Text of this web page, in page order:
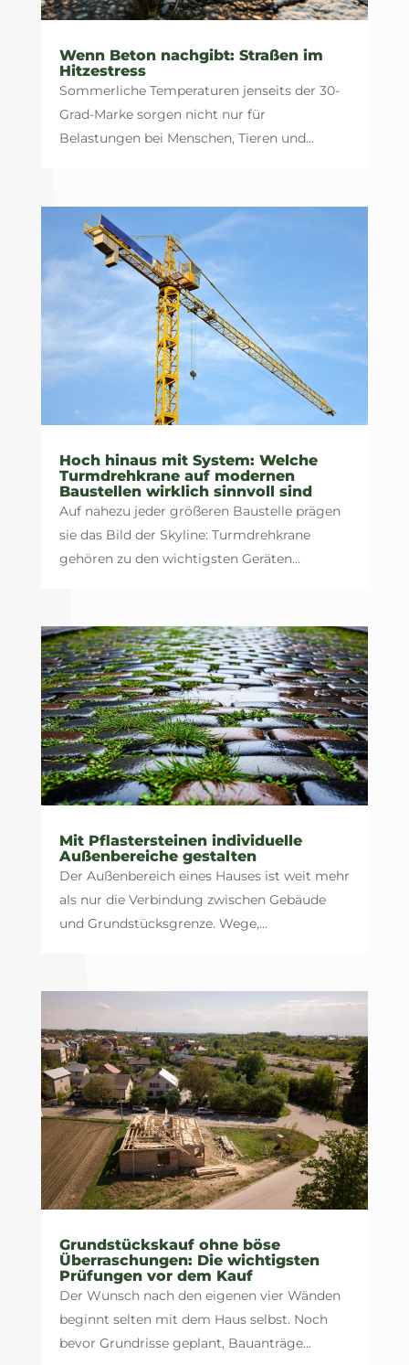
Wenn Beton nachgibt: Straßen im
Hitzestress
Sommerliche Temperaturen jenseits der 30-
Grad-Marke sorgen nicht nur für
Belastungen bei Menschen, Tieren und...
Hoch hinaus mit System: Welche
Turmdrehkrane auf modernen
Baustellen wirklich sinnvoll sind
Auf nahezu jeder größeren Baustelle prägen
sie das Bild der Skyline: Turmdrehkrane
gehören zu den wichtigsten Geräten...
Mit Pflastersteinen individuelle
Außenbereiche gestalten
Der Außenbereich eines Hauses ist weit mehr
als nur die Verbindung zwischen Gebäude
und Grundstücksgrenze. Wege,...
Grundstückskauf ohne böse
Überraschungen: Die wichtigsten
Prüfungen vor dem Kauf
Der Wunsch nach den eigenen vier Wänden
beginnt selten mit dem Haus selbst. Noch
bevor Grundrisse geplant, Bauanträge...